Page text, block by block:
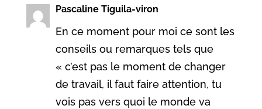
Pascaline Tiguila-viron
En ce moment pour moi ce sont les
conseils ou remarques tels que
« c’est pas le moment de changer
de travail, il faut faire attention, tu
vois pas vers quoi le monde va